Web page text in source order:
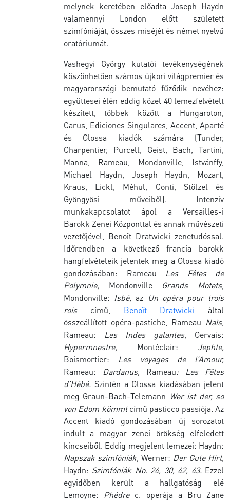
melynek keretében előadta Joseph Haydn
valamennyi London előtt született
szimfóniáját, összes miséjét és német nyelvű
oratóriumát.
Vashegyi György kutatói tevékenységének
köszönhetően számos újkori világpremier és
magyarországi bemutató fűződik nevéhez:
együttesei élén eddig közel 40 lemezfelvételt
készített, többek között a Hungaroton,
Carus, Ediciones Singulares, Accent, Aparté
és Glossa kiadók számára (Tunder,
Charpentier, Purcell, Geist, Bach, Tartini,
Manna, Rameau, Mondonville, Istvánffy,
Michael Haydn, Joseph Haydn, Mozart,
Kraus, Lickl, Méhul, Conti, Stölzel és
Gyöngyösi műveiből). Intenzív
munkakapcsolatot ápol a Versailles-i
Barokk Zenei Központtal és annak művészeti
vezetőjével, Benoît Dratwicki zenetudóssal.
Időrendben a következő francia barokk
hangfelvételeik jelentek meg a Glossa kiadó
gondozásában: Rameau Les Fêtes de
Polymnie, Mondonville Grands Motets,
Mondonville: Isbé, az Un opéra pour trois
roiscímű, Benoît Dratwicki által
összeállított opéra-pastiche, Rameau Naïs,
Rameau: Les Indes galantes, Gervais:
Hypermnestre, Montéclair: Jephte,
Boismortier: Les voyages de l’Amour,
Rameau: Dardanus, Rameau: Les Fêtes
d’Hébé. Szintén a Glossa kiadásában jelent
meg Graun-Bach-Telemann Wer ist der, so
von Edom kömmtcímű pasticco passiója. Az
Accent kiadó gondozásában új sorozatot
indult a magyar zenei örökség elfeledett
kincseiből. Eddig megjelent lemezei: Haydn:
Napszak szimfóniák, Werner: Der Gute Hirt,
Haydn: Szimfóniák No. 24, 30, 42, 43. Ezzel
egyidőben került a hallgatóság elé
Lemoyne: Phédrec. operája a Bru Zane